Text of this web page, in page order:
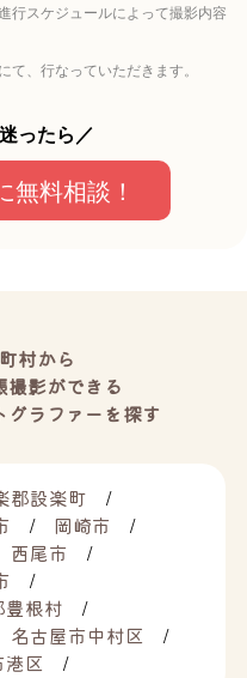
行スケジュールによって撮影内容
、行なっていただきます。
ったら／
無料相談！
村から
撮影ができる
ラファーを探す
郡設楽町
岡崎市
西尾市
豊根村
名古屋市中村区
区